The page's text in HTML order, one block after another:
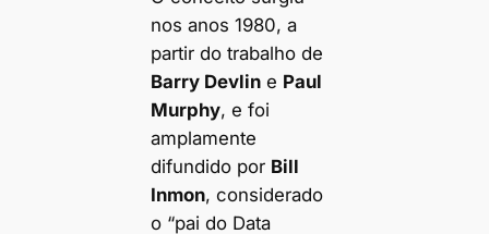
nos anos 1980, a
partir do trabalho de
Barry Devline Paul
Murphy, e foi
amplamente
difundido por Bill
Inmon, considerado
o “pai do Data